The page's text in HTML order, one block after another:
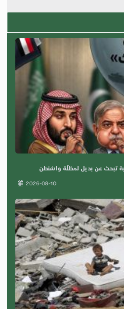
تبحث عن بديل لمظلّة واشنطن
2026-08-10